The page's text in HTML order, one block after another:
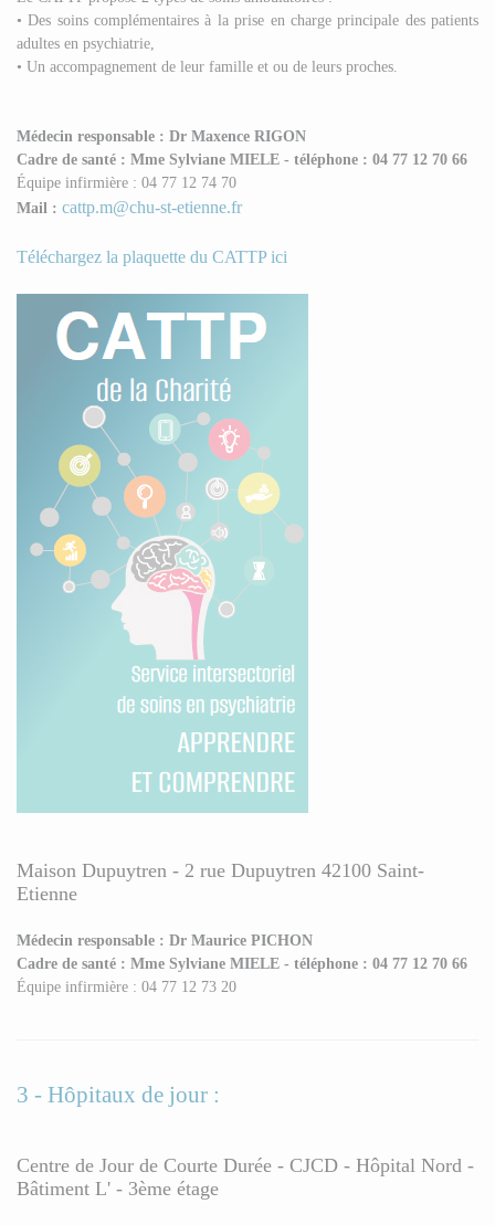
• Des soins complémentaires à la prise en charge principale des patients
adultes en psychiatrie,
• Un accompagnement de leur famille et ou de leurs proches.
Médecin responsable : Dr Maxence RIGON
Cadre de santé : Mme Sylviane MIELE - téléphone : 04 77 12 70 66
Équipe infirmière : 04 77 12 74 70
Mail : cattp.m@chu-st-etienne.fr
Téléchargez la plaquette du CATTP ici
Maison Dupuytren - 2 rue Dupuytren 42100 Saint-
Etienne
Médecin responsable : Dr Maurice PICHON
Cadre de santé : Mme Sylviane MIELE - téléphone : 04 77 12 70 66
Équipe infirmière : 04 77 12 73 20
3 - Hôpitaux de jour :
Centre de Jour de Courte Durée - CJCD - Hôpital Nord -
Bâtiment L' - 3ème étage